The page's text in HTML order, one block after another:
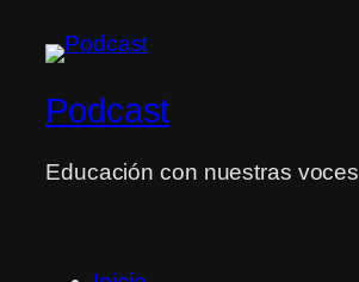
Podcast
Educación con nuestras voces